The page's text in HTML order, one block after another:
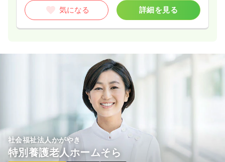
給与 時給1,500円
詳細を見る
日勤のみ（常勤）
給与 26.7万円/月 賞与3.7ヶ月
※経験5年の例
時間 8:30～17:30（休憩60分）
気になる 詳細を見る
社会福祉法人かがやき
特別養護老人ホームそら